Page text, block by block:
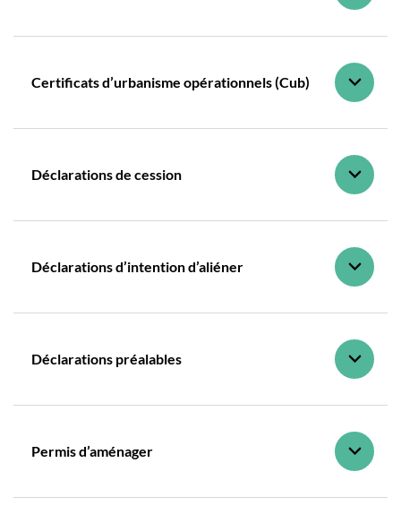
Certificats d’urbanisme opérationnels (Cub)
Déclarations de cession
Déclarations d’intention d’aliéner
Déclarations préalables
Permis d’aménager